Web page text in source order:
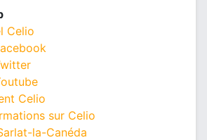
Celio
Celio
sur Celio
la-Canéda